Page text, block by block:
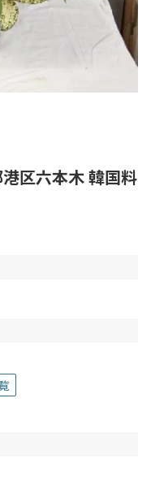
区六本木 韓国料